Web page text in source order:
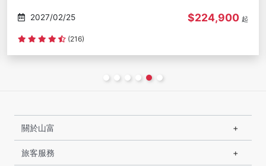
起
評分資料不足
關於山富
旅客服務